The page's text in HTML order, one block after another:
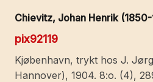
Chievitz, Johan Henrik (1850-
pix92119
Kjøbenhavn, trykt hos J.
Hannover), 1904. 8:o. (4),